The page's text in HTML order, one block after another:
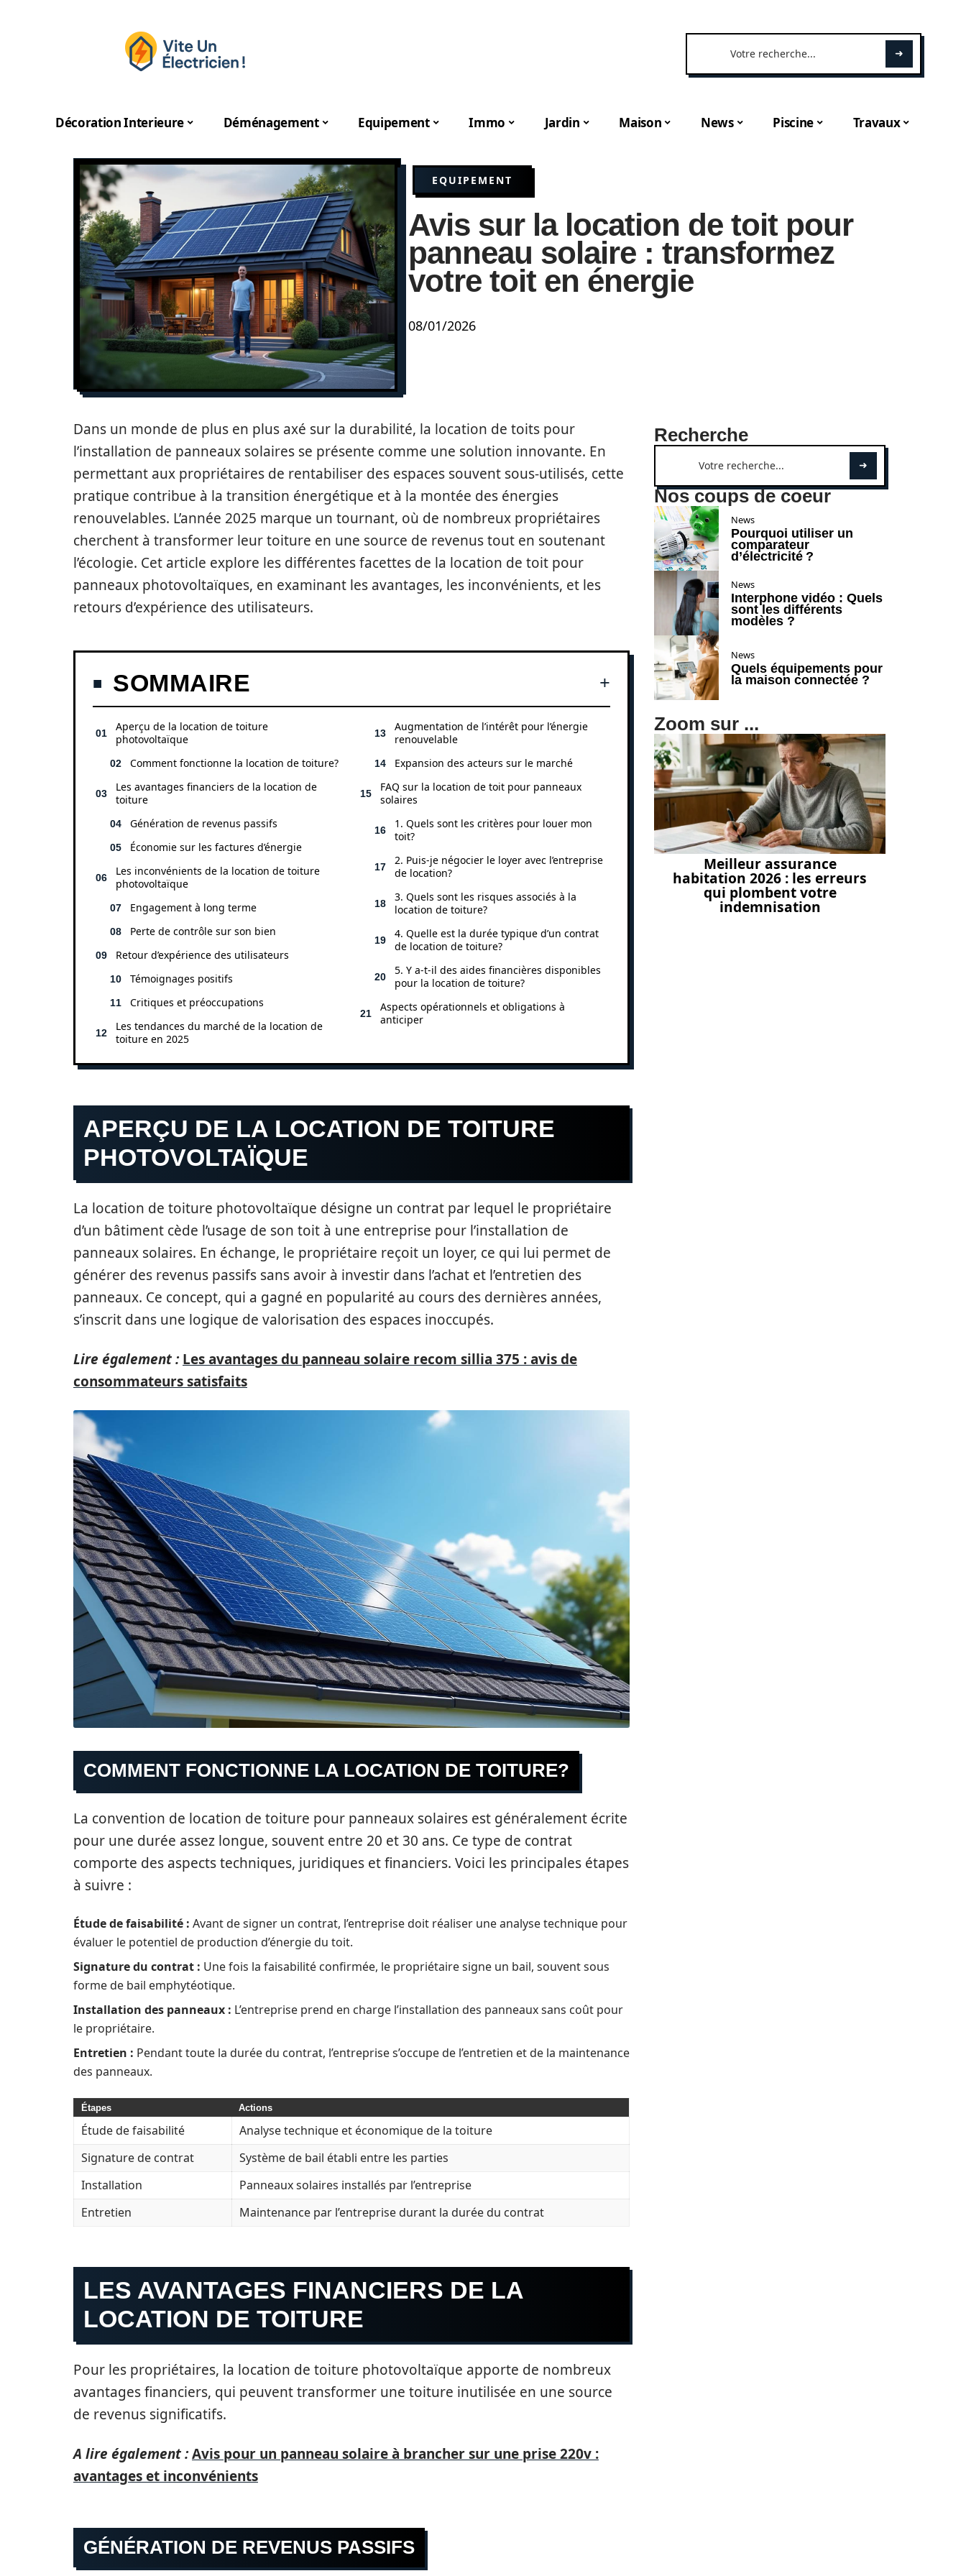
Décoration Interieure Déménagement Equipement Immo Jardin Maison News Piscine Travaux
EQUIPEMENT
Avis sur la location de toit pour
panneau solaire : transformez
votre toit en énergie
08/01/2026
Dans un monde de plus en plus axé sur la durabilité, la location de toits pour
l’installation de panneaux solaires se présente comme une solution innovante. En
permettant aux propriétaires de rentabiliser des espaces souvent sous-utilisés, cette
pratique contribue à la transition énergétique et à la montée des énergies
renouvelables. L’année 2025 marque un tournant, où de nombreux propriétaires
cherchent à transformer leur toiture en une source de revenus tout en soutenant
l’écologie. Cet article explore les différentes facettes de la location de toit pour
panneaux photovoltaïques, en examinant les avantages, les inconvénients, et les
retours d’expérience des utilisateurs.
SOMMAIRE
Aperçu de la location de toiture
photovoltaïque
Comment fonctionne la location de toiture?
Les avantages financiers de la location de
toiture
Génération de revenus passifs
Économie sur les factures d’énergie
Les inconvénients de la location de toiture
photovoltaïque
Engagement à long terme
Perte de contrôle sur son bien
Retour d’expérience des utilisateurs
Témoignages positifs
Critiques et préoccupations
Les tendances du marché de la location de
toiture en 2025
Augmentation de l’intérêt pour l’énergie
renouvelable
Expansion des acteurs sur le marché
FAQ sur la location de toit pour panneaux
solaires
1. Quels sont les critères pour louer mon
toit?
2. Puis-je négocier le loyer avec l’entreprise
de location?
3. Quels sont les risques associés à la
location de toiture?
4. Quelle est la durée typique d’un contrat
de location de toiture?
5. Y a-t-il des aides financières disponibles
pour la location de toiture?
Aspects opérationnels et obligations à
anticiper
APERÇU DE LA LOCATION DE TOITURE
PHOTOVOLTAÏQUE
La location de toiture photovoltaïque désigne un contrat par lequel le propriétaire
d’un bâtiment cède l’usage de son toit à une entreprise pour l’installation de
panneaux solaires. En échange, le propriétaire reçoit un loyer, ce qui lui permet de
générer des revenus passifs sans avoir à investir dans l’achat et l’entretien des
panneaux. Ce concept, qui a gagné en popularité au cours des dernières années,
s’inscrit dans une logique de valorisation des espaces inoccupés.
Lire également : Les avantages du panneau solaire recom sillia 375 : avis de
consommateurs satisfaits
COMMENT FONCTIONNE LA LOCATION DE TOITURE?
La convention de location de toiture pour panneaux solaires est généralement écrite
pour une durée assez longue, souvent entre 20 et 30 ans. Ce type de contrat
comporte des aspects techniques, juridiques et financiers. Voici les principales étapes
à suivre :
Étude de faisabilité : Avant de signer un contrat, l’entreprise doit réaliser une analyse technique pour
évaluer le potentiel de production d’énergie du toit.
Signature du contrat : Une fois la faisabilité confirmée, le propriétaire signe un bail, souvent sous
forme de bail emphytéotique.
Installation des panneaux : L’entreprise prend en charge l’installation des panneaux sans coût pour
le propriétaire.
Entretien : Pendant toute la durée du contrat, l’entreprise s’occupe de l’entretien et de la maintenance
des panneaux.
Étapes Actions
Étude de faisabilité
Analyse technique et économique de la toiture
Signature de contrat
Système de bail établi entre les parties
Installation
Panneaux solaires installés par l’entreprise
Entretien
Maintenance par l’entreprise durant la durée du contrat
LES AVANTAGES FINANCIERS DE LA
LOCATION DE TOITURE
Pour les propriétaires, la location de toiture photovoltaïque apporte de nombreux
avantages financiers, qui peuvent transformer une toiture inutilisée en une source
de revenus significatifs.
A lire également :Avis pour un panneau solaire à brancher sur une prise 220v :
avantages et inconvénients
GÉNÉRATION DE REVENUS PASSIFS
Recherche
Nos coups de coeur
News
Pourquoi utiliser un
comparateur
d’électricité ?
News
Interphone vidéo : Quels
sont les différents
modèles ?
News
Quels équipements pour
la maison connectée ?
Zoom sur ...
Meilleur assurance
habitation 2026 : les erreurs
qui plombent votre
indemnisation